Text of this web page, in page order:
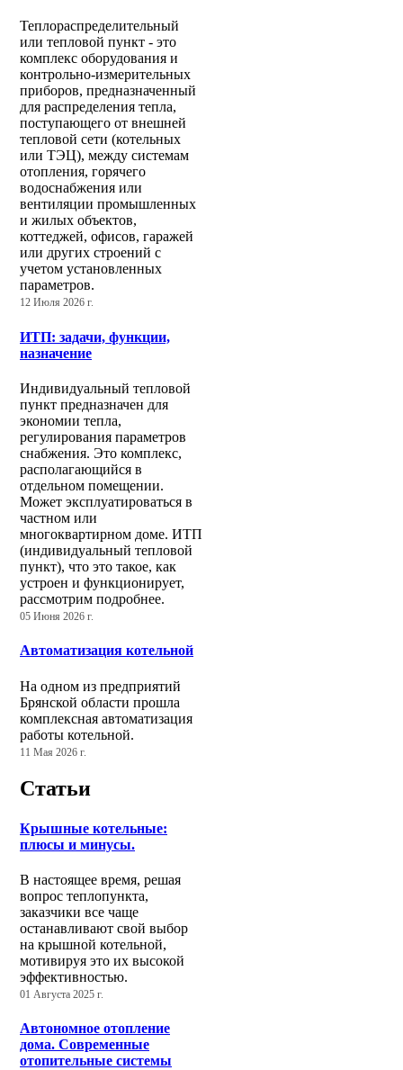
Теплораспределительный
или тепловой пункт - это
комплекс оборудования и
контрольно-измерительных
приборов, предназначенный
для распределения тепла,
поступающего от внешней
тепловой сети (котельных
или ТЭЦ), между системам
отопления, горячего
водоснабжения или
вентиляции промышленных
и жилых объектов,
коттеджей, офисов, гаражей
или других строений с
учетом установленных
параметров.
12 Июля 2026 г.
ИТП: задачи, функции,
назначение
Индивидуальный тепловой
пункт предназначен для
экономии тепла,
регулирования параметров
снабжения. Это комплекс,
располагающийся в
отдельном помещении.
Может эксплуатироваться в
частном или
многоквартирном доме. ИТП
(индивидуальный тепловой
пункт), что это такое, как
устроен и функционирует,
рассмотрим подробнее.
05 Июня 2026 г.
Автоматизация котельной
На одном из предприятий
Брянской области прошла
комплексная автоматизация
работы котельной.
11 Мая 2026 г.
Статьи
Крышные котельные:
плюсы и минусы.
В настоящее время, решая
вопрос теплопункта,
заказчики все чаще
останавливают свой выбор
на крышной котельной,
мотивируя это их высокой
эффективностью.
01 Августа 2025 г.
Автономное отопление
дома. Современные
отопительные системы